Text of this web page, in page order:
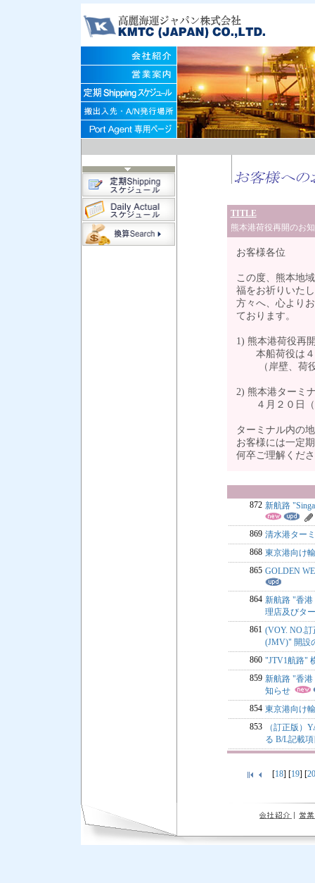
TITLE
熊本港荷役再開のお
お客様各位
この度、熊本地
福をお祈りいた
方々へ、心より
ております。
1) 熊本港荷役再
本船荷役は４
（岸壁、荷役
2) 熊本港ターミ
４月２０日（
ターミナル内の
お客様には一定
何卒ご理解くだ
872 新航路
869 清水港ター
868 東京港向け
865 GOLDEN
864 新航路 "香港
理店及びタ
861 (VOY. NO.訂
(JMV)" 開設
860 "JTV1航路"
859 新航路 "香港
知らせ
854 東京港向け
853
（訂正版）
る B/L記載
[18] [19] [20